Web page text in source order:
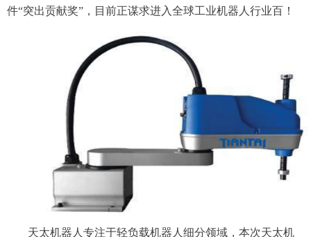
件“突出贡献奖”，目前正谋求进入全球工业机器人行业百！
天太机器人专注于轻负载机器人细分领域，本次天太机